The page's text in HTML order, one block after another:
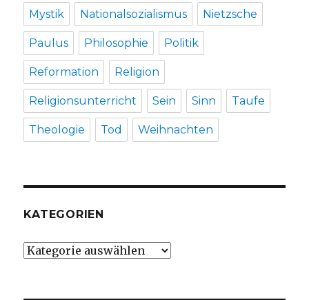
Mystik Nationalsozialismus Nietzsche
Paulus Philosophie Politik
Reformation Religion
Religionsunterricht Sein Sinn Taufe
Theologie Tod Weihnachten
KATEGORIEN
Kategorien